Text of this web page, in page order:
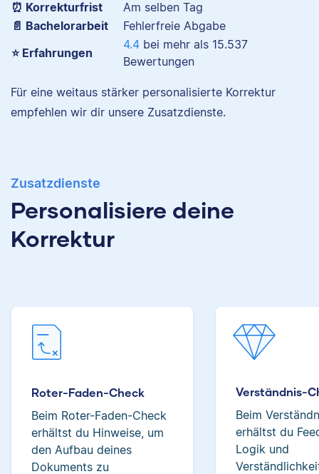
⏰ Korrekturfrist
Am selben Tag
📄 Bachelorarbeit
Fehlerfreie Abgabe
⭐ Erfahrungen
4.4 bei mehr als 15.537
Bewertungen
Für eine weitaus stärker personalisierte Korrektur
empfehlen wir dir unsere Zusatzdienste.
Zusatzdienste
Personalisiere deine
Korrektur
Roter-Faden-Check
Beim Roter-Faden-Check
erhältst du Hinweise, um
den Aufbau deines
Dokuments zu
Verständnis-
Beim
erhältst du
Logik und
sich für alles, was mit
Sprache zu tun hat.
Albert
und Geschichte
studiert und mag an
seiner Arbeit als
Buches gesammelt.
Neben ihrer Arbeit als
Scribbr-Korrektorin
arbeitet Verena in der
Branche.
Jonathan